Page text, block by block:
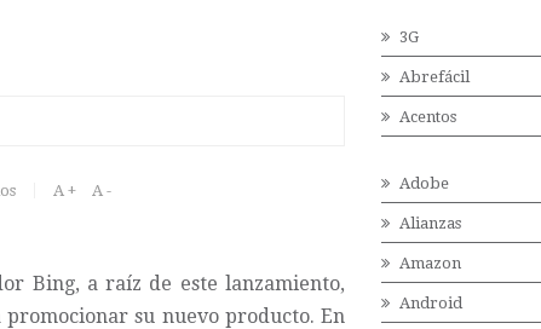
A + A -
Bing, a raíz de este lanzamiento,
su nuevo producto. En
3G
Abrefácil
Acentos
Adobe
Alianzas
Amazon
Android